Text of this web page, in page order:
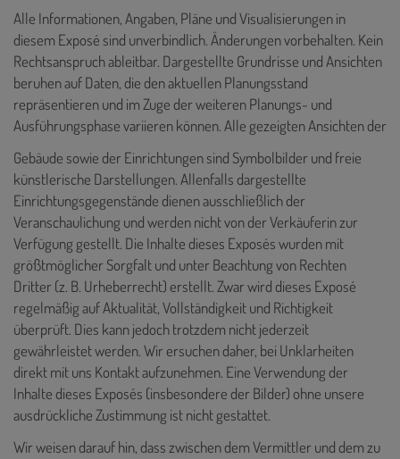
Alle Informationen, Angaben, Pläne und Visualisierungen in
diesem Exposé sind unverbindlich. Änderungen vorbehalten. Kein
Rechtsanspruch ableitbar. Dargestellte Grundrisse und Ansichten
beruhen auf Daten, die den aktuellen Planungsstand
repräsentieren und im Zuge der weiteren Planungs- und
Ausführungsphase variieren können. Alle gezeigten Ansichten der
Gebäude sowie der Einrichtungen sind Symbolbilder und freie
künstlerische Darstellungen. Allenfalls dargestellte
Einrichtungsgegenstände dienen ausschließlich der
Veranschaulichung und werden nicht von der Verkäuferin zur
Verfügung gestellt. Die Inhalte dieses Exposéswurden mit
größtmöglicher Sorgfalt und unter Beachtung von Rechten
Dritter (z. B. Urheberrecht) erstellt. Zwar wird dieses Exposé
regelmäßig auf Aktualität, Vollständigkeit und Richtigkeit
überprüft. Dies kann jedoch trotzdem nicht jederzeit
gewährleistet werden. Wir ersuchen daher, bei Unklarheiten
direkt mit uns Kontakt aufzunehmen. Eine Verwendung der
Inhalte dieses Exposés (insbesondere der Bilder) ohne unsere
ausdrückliche Zustimmung ist nicht gestattet.
Wir weisen darauf hin, dass zwischen dem Vermittler und dem zu